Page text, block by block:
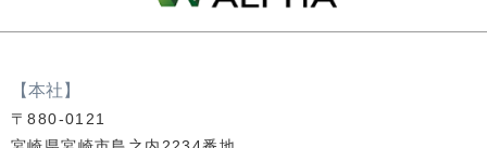
【本社】
〒880-0121